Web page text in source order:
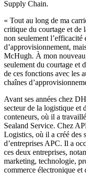
Supply Chain.
« Tout au long de ma
critique du courtage et de
non seulement l’efficacité
d’approvisionnement,
McHugh. À mon nouveau
seulement du courtage et
de ces fonctions avec les
chaînes
Avant ses années chez
secteur de la logistique et
conteneurs, où il a
Sealand Service. Chez
Logistics, où il a créé des
d’entreprises APC. Il a
ces deux entreprises,
marketing, technologie,
commerce électronique et